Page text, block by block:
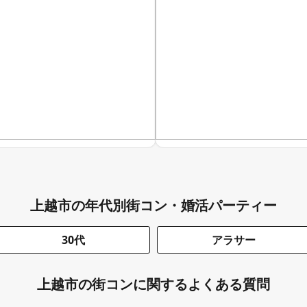
上越市の年代別街コン・婚活パーティー
30代 アラサー
上越市の街コンに関するよくある質問